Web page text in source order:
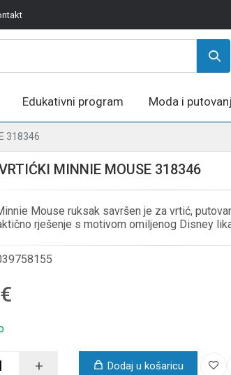
Edukativni program Moda i
318346
MINNIE MOUSE 318346
Mouse ruksak savršen je za vrtić,
rješenje s motivom omiljenog Disney
+ Dodaj u košaricu